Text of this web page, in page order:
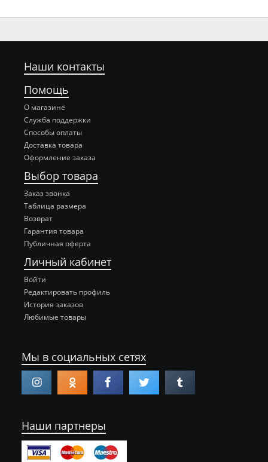
Наши контакты
Помощь
О магазине
Служба поддержки
Способы оплаты
Доставка товара
Оформление заказа
Выбор товара
Заказ звонка
Таблица размера
Возврат
Гарантия товара
Публичная оферта
Личный кабинет
Войти
Редактировать профиль
История заказов
Любимые товары
Мы в социальных сетях
Наши партнеры